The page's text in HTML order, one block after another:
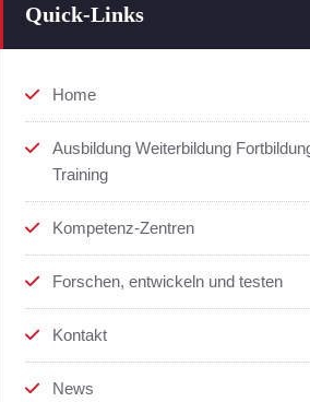
Quick-Links
Home
Ausbildung Weiterbildung
Training
Kompetenz-Zentren
Forschen, entwickeln und testen
Kontakt
News